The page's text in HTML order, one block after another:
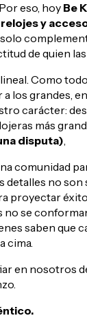
eso, hoyBe
y
de quien las
Como
los grandes,
carácter:
más
disputa),
comunidad
detalles no son
proyectar
no se
saben que
cima.
en nosotros